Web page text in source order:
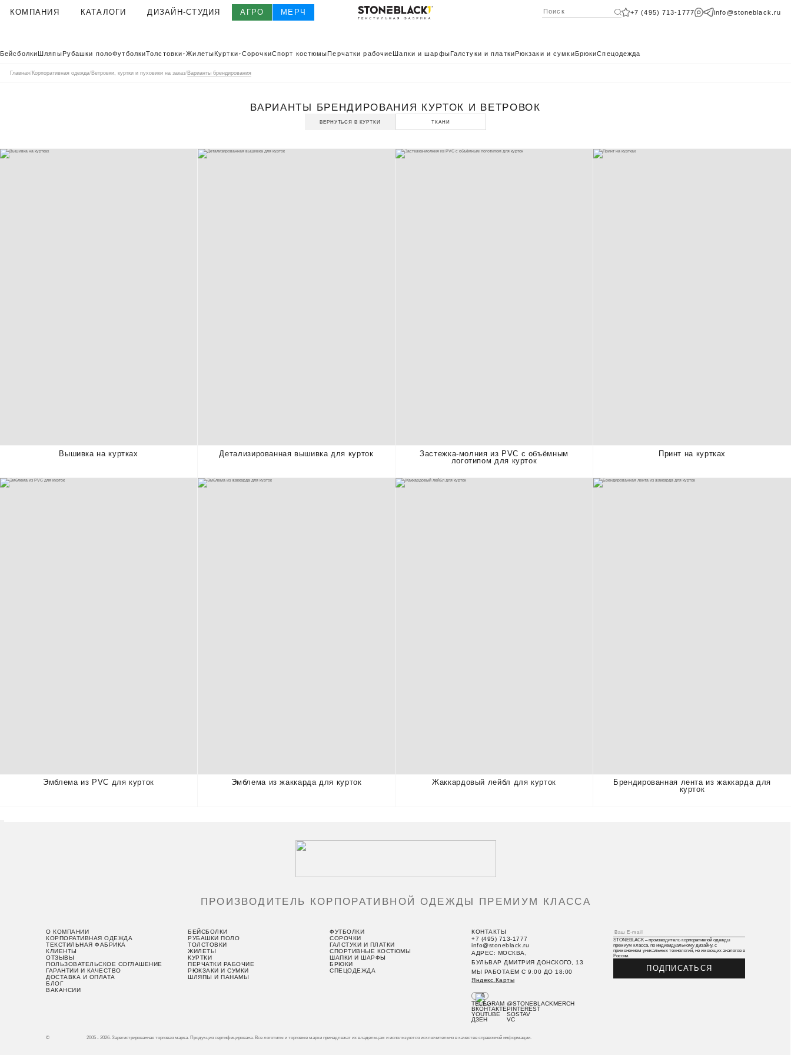
КОМПАНИЯ
О КОМПАНИИ
ГАРАНТИИ И КАЧЕСТВО
КАТАЛОГИ ДИЗАЙН-СТУДИЯ АГРО МЕРЧ +7 (495) 713-1777 info@stoneblack.ru
БейсболкиШляпыРубашки полоФутболкиТолстовки ▼ ЖилетыКуртки ▼ СорочкиСпорт костюмыПерчатки рабочиеШапки и шарфыГалстуки и платкиРюкзаки и сумкиБрюкиСпецодежда
Главная/ Корпоративная одежда/ Ветровки, куртки и пуховики на заказ/ Варианты брендирования
ВАРИАНТЫ БРЕНДИРОВАНИЯ КУРТОК И ВЕТРОВОК
ВЕРНУТЬСЯ В КУРТКИ ТКАНИ
Вышивка на куртках Детализированная вышивка для курток
Застежка-молния из PVC с объёмным
логотипом для курток
Принт на куртках
Эмблема из PVC для курток Эмблема из жаккарда для курток Жаккардовый лейбл для курток
Брендированная лента из жаккарда для
курток
ПРОИЗВОДИТЕЛЬ КОРПОРАТИВНОЙ ОДЕЖДЫ ПРЕМИУМ КЛАССА
О КОМПАНИИ
КОРПОРАТИВНАЯ ОДЕЖДА
ТЕКСТИЛЬНАЯ ФАБРИКА
КЛИЕНТЫ
ОТЗЫВЫ
ПОЛЬЗОВАТЕЛЬСКОЕ СОГЛАШЕНИЕ
ГАРАНТИИ И КАЧЕСТВО
ДОСТАВКА И ОПЛАТА
БЛОГ
ВАКАНСИИ
БЕЙСБОЛКИ
РУБАШКИ ПОЛО
ТОЛСТОВКИ
ЖИЛЕТЫ
КУРТКИ
ПЕРЧАТКИ РАБОЧИЕ
РЮКЗАКИ И СУМКИ
ШЛЯПЫ И ПАНАМЫ
ФУТБОЛКИ
СОРОЧКИ
ГАЛСТУКИ И ПЛАТКИ
СПОРТИВНЫЕ КОСТЮМЫ
ШАПКИ И ШАРФЫ
БРЮКИ
СПЕЦОДЕЖДА
КОНТАКТЫ
+7 (495) 713-1777
info@stoneblack.ru
АДРЕС: МОСКВА,
БУЛЬВАР ДМИТРИЯ ДОНСКОГО, 13
МЫ РАБОТАЕМ C 9:00 ДО 18:00
Яндекс.Карты
0
TELEGRAM
ВКОНТАКТЕ
YOUTUBE
ДЗЕН
@STONEBLACKMERCH
PINTEREST
SOSTAV
VC
STONEBLACK – производитель корпоративной одежды
премиум класса, по индивидуальному дизайну, с
применением уникальных технологий, не имеющих аналогов в
России.
ПОДПИСАТЬСЯ
© 2005 - 2026. Зарегистрированная торговая марка. Продукция сертифицирована. Все логотипы и торговые марки принадлежат их владельцам и используются исключительно в качестве справочной информации.